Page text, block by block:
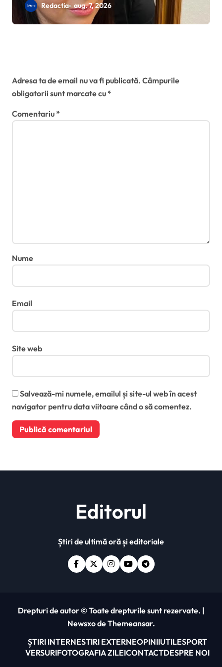
susține că a căzut cu mașina în
craterul format de o surpare de
Redactia aug. 7, 2026
Adresa ta de email nu va fi publicată. Câmpurile
obligatorii sunt marcate cu*
Comentariu*
Nume
Email
Site web
Salvează-mi numele, emailul și site-ul web în acest
navigator pentru data viitoare când o să comentez.
Editorul
Știri de ultimă oră și editoriale
Drepturi de autor © Toate drepturile sunt rezervate. |
NewsxodeThemeansar.
ȘTIRI INTERNESTIRI EXTERNEOPINIIUTILESPORT
VERSURIFOTOGRAFIA ZILEICONTACTDESPRE NOI